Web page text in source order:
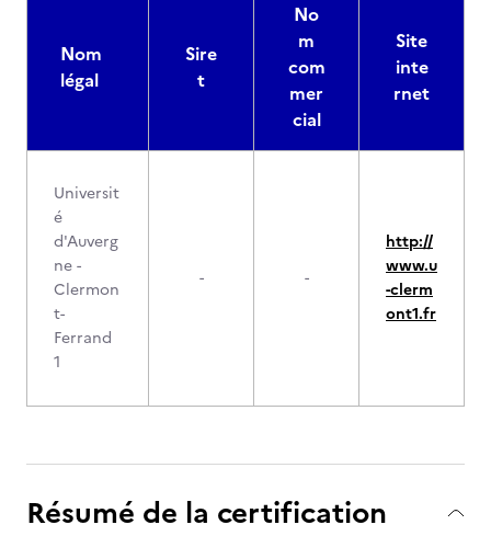
Nom
légal
Sire
t
No
m
com
mer
cial
Site
inte
rnet
Universit
é
d'Auverg
ne -
Clermon
t-
Ferrand
1
- -
http://
www.u
-clerm
ont1.fr
Résumé de la certification